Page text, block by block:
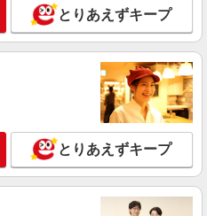
とりあえずキープ
とりあえずキープ